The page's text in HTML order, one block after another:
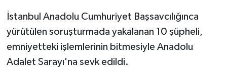
İstanbul Anadolu Cumhuriyet Başsavcılığınca
yürütülen soruşturmada yakalanan 10 şüpheli,
emniyetteki işlemlerinin bitmesiyle Anadolu
Adalet Sarayı'na sevk edildi.